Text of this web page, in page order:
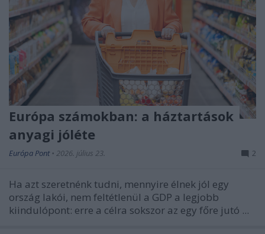
Európa számokban: a háztartások
anyagi jóléte
Európa Pont • 2026. július 23. 2
Ha azt szeretnénk tudni, mennyire élnek jól egy
ország lakói, nem feltétlenül a GDP a legjobb
kiindulópont: erre a célra sokszor az egy főre jutó ...